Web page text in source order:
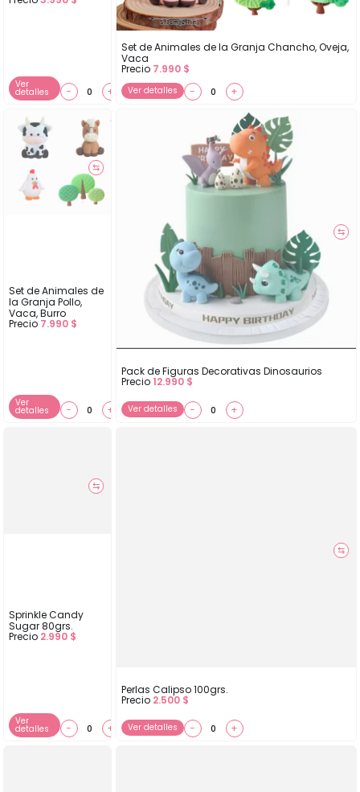
Ver
detalles − +
Set de Animales de la Granja Chancho, Oveja,
Vaca
Precio 7.990 $
Ver detalles − +
⇆
Set de Animales de
la Granja Pollo,
Vaca, Burro
Precio 7.990 $
Ver
detalles − +
⇆
Pack de Figuras Decorativas Dinosaurios
Precio 12.990 $
Ver detalles − +
⇆
Sprinkle Candy
Sugar 80grs.
Precio 2.990 $
Ver
detalles − +
⇆
Perlas Calipso 100grs.
Precio 2.500 $
Ver detalles − +